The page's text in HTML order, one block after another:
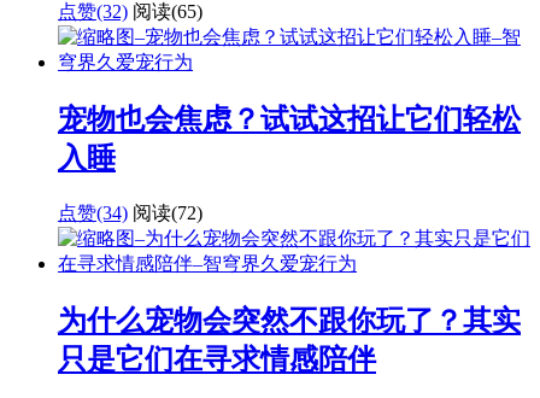
点赞(32) 阅读(65)
宠物也会焦虑？试试这招让它们轻松
入睡
点赞(34) 阅读(72)
为什么宠物会突然不跟你玩了？其实
只是它们在寻求情感陪伴